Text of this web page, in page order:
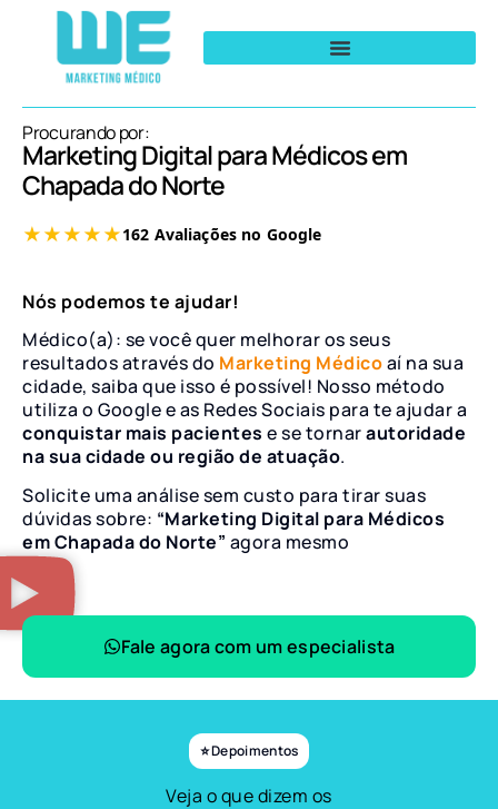
Procurando por:
Marketing Digital para Médicos em
Chapada do Norte
Nós podemos te ajudar!
Médico(a): se você quer melhorar os seus
resultados através do Marketing Médicoaí na sua
cidade, saiba que isso é possível! Nosso método
utiliza o Google e as Redes Sociais para te ajudar a
conquistar mais pacientes e se tornarautoridade
na sua cidade ou região de atuação.
Solicite uma análise sem custo para tirar suas
dúvidas sobre: “Marketing Digital para Médicos
em Chapada do Norte” agora mesmo
Fale agora com um especialista
⭐ Depoimentos
Veja o que dizem os